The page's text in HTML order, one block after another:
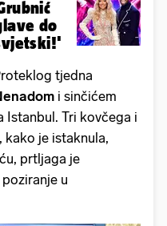
do
tjedna
i sinčićem
Istanbul. Tri kovčega i
kako je istaknula,
prtljaga je
u